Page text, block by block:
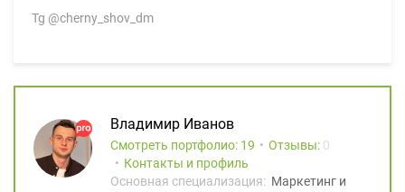
Tg @cherny_shov_dm
Владимир Иванов
Смотреть портфолио: 19 Отзывы: 0
Контакты и профиль
Основная специализация: Маркетинг и